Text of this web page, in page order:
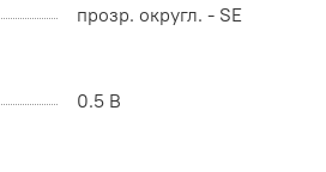
прозр. округл. - SE
0.5 В